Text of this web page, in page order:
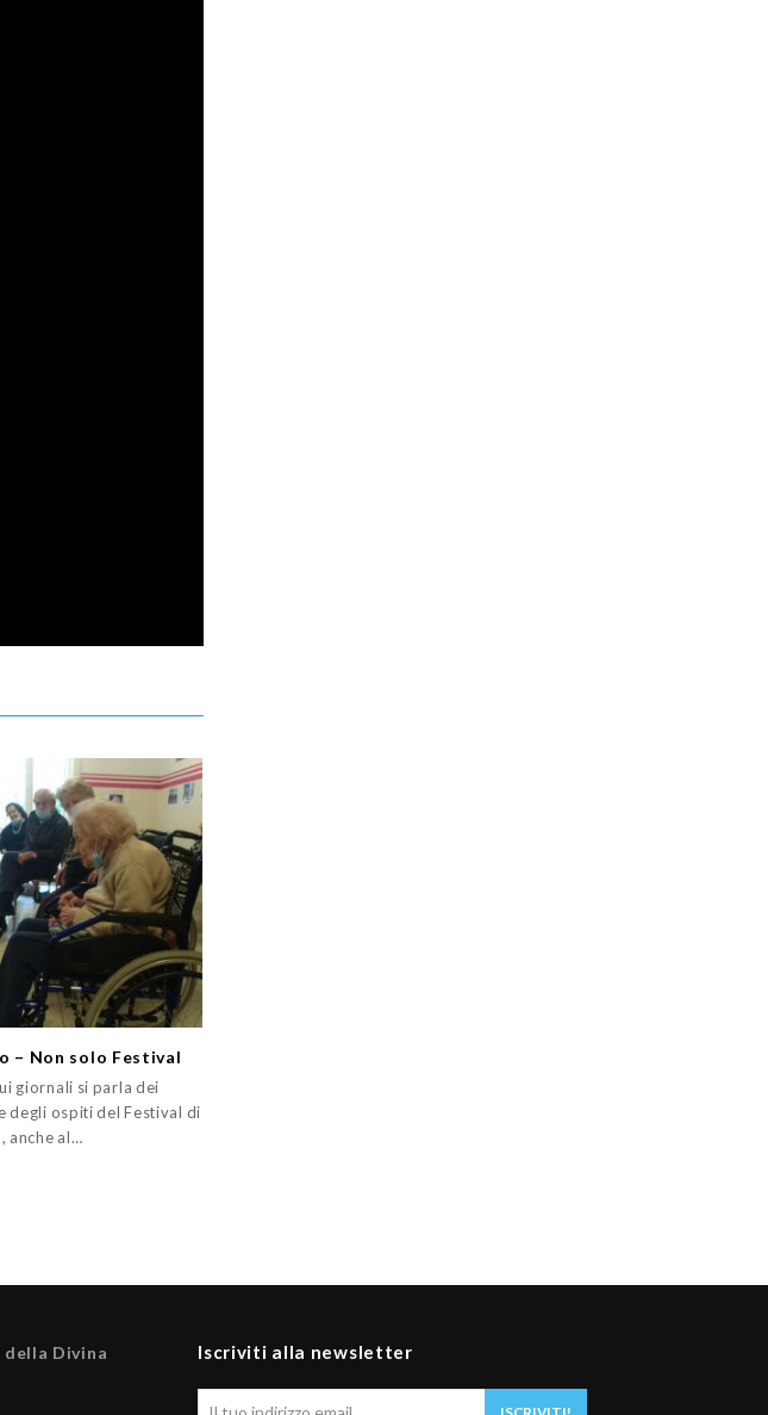
– Non solo Festival
giornali si parla dei
degli ospiti del Festival di
anche al…
della Divina
Iscriviti alla newsletter